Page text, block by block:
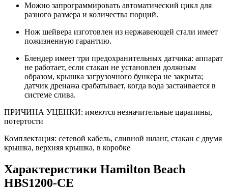
Можно запрограммировать автоматический цикл для
разного размера и количества порций.
Нож шейвера изготовлен из нержавеющей стали имеет
пожизненную гарантию.
Блендер имеет три предохранительных датчика: аппарат
не работает, если стакан не установлен должным
образом, крышка загрузочного бункера не закрыта;
датчик дренажа срабатывает, когда вода застаивается в
системе слива.
ПРИЧИНА УЦЕНКИ: имеются незначительные царапины,
потертости
Комплектация: сетевой кабель, сливной шланг, стакан с двумя
крышка, верхняя крышка, в коробке
Характеристики Hamilton Beach
HBS1200-CE